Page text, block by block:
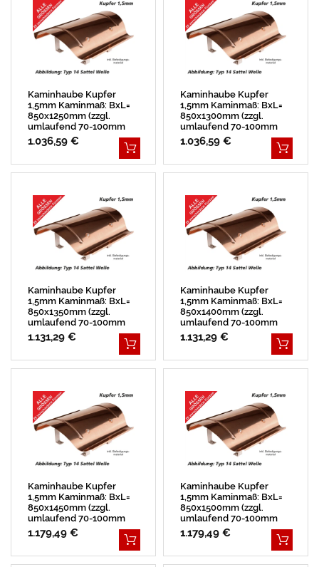
Kaminhaube Kupfer
1,5mm Kaminmaß: BxL=
850x1250mm (zzgl.
umlaufend 70-100mm
Überstand)
1.036,59 €
Kaminhaube Kupfer
1,5mm Kaminmaß: BxL=
850x1300mm (zzgl.
umlaufend 70-100mm
Überstand)
1.036,59 €
Kaminhaube Kupfer
1,5mm Kaminmaß: BxL=
850x1350mm (zzgl.
umlaufend 70-100mm
Überstand)
1.131,29 €
Kaminhaube Kupfer
1,5mm Kaminmaß: BxL=
850x1400mm (zzgl.
umlaufend 70-100mm
Überstand)
1.131,29 €
Kaminhaube Kupfer
1,5mm Kaminmaß: BxL=
850x1450mm (zzgl.
umlaufend 70-100mm
Überstand)
1.179,49 €
Kaminhaube Kupfer
1,5mm Kaminmaß: BxL=
850x1500mm (zzgl.
umlaufend 70-100mm
Überstand)
1.179,49 €